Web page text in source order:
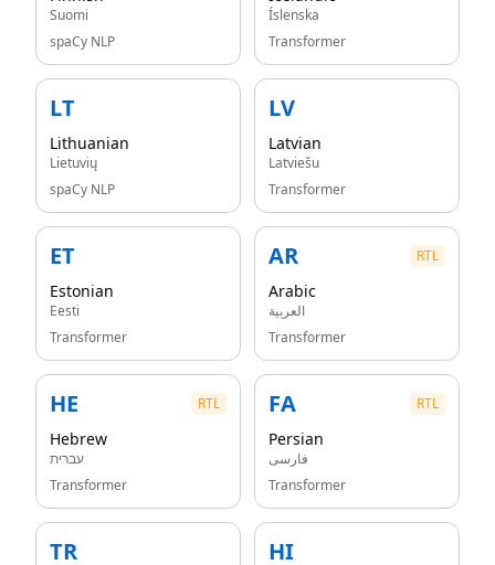
Suomi
spaCy NLP
Íslenska
Transformer
LT
Lithuanian
Lietuvių
spaCy NLP
LV
Latvian
Latviešu
Transformer
ET
Estonian
Eesti
Transformer
AR RTL
Arabic
العربية
Transformer
HE RTL
Hebrew
עברית
Transformer
FA RTL
Persian
فارسی
Transformer
TR HI